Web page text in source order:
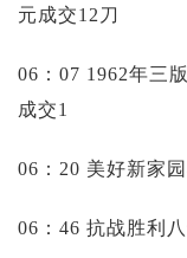
元成交12刀
06：07 1962年三
成交1
06：20 美好新家
06：46 抗战胜利